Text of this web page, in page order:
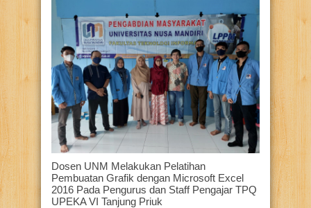
Dosen UNM Melakukan Pelatihan
Pembuatan Grafik dengan Microsoft Excel
2016 Pada Pengurus dan Staff Pengajar TPQ
UPEKA VI Tanjung Priuk